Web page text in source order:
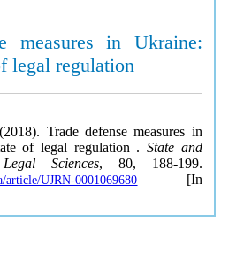
measures in Ukraine:
legal regulation
Trade defense measures in
of legal regulation .State and
Sciences, 80, 188-199.
article/UJRN-0001069680 [In